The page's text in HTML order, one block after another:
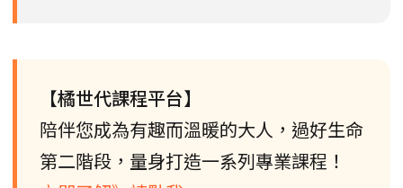
【橘世代課程平台】
陪伴您成為有趣而溫暖的大人，過好生命
第二階段，量身打造一系列專業課程！